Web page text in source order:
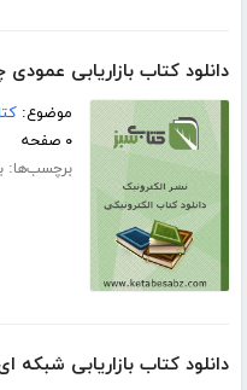
دانلود کتاب بازاریابی
موضوع:
۰ صفحه
برچسب‌ها:
دانلود کتاب بازاریابی شبکه